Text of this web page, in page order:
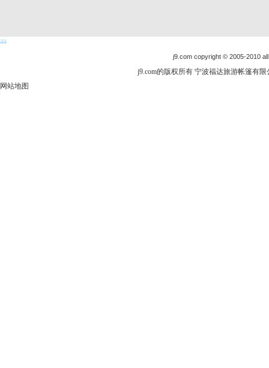
j9.com copyright © 2005-2010
j9.com的版权所有 宁波福达旅游帐篷有
网站地图